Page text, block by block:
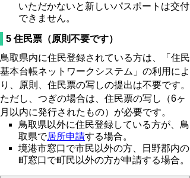
いただかないと新しいパスポートは交付
できません。
5 住民票（原則不要です）
鳥取県内に住民登録されている方は、「住民
基本台帳ネットワークシステム」の利用によ
り、原則、住民票の写しの提出は不要です。
ただし、つぎの場合は、住民票の写し（6ヶ
月以内に発行されたもの）が必要です。
鳥取県以外に住民登録している方が、鳥
取県で居所申請する場合。
境港市窓口で市民以外の方、日野郡内の
町窓口で町民以外の方が申請する場合。